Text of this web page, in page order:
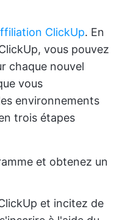
ClickUp. En
vous pouvez
chaque nouvel
vous
environnements
trois étapes
et obtenez un
et incitez de